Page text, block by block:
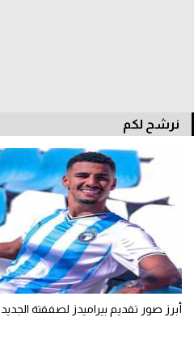
نرشح لكم
أبرز صور تقديم بيراميدز لصفقتة